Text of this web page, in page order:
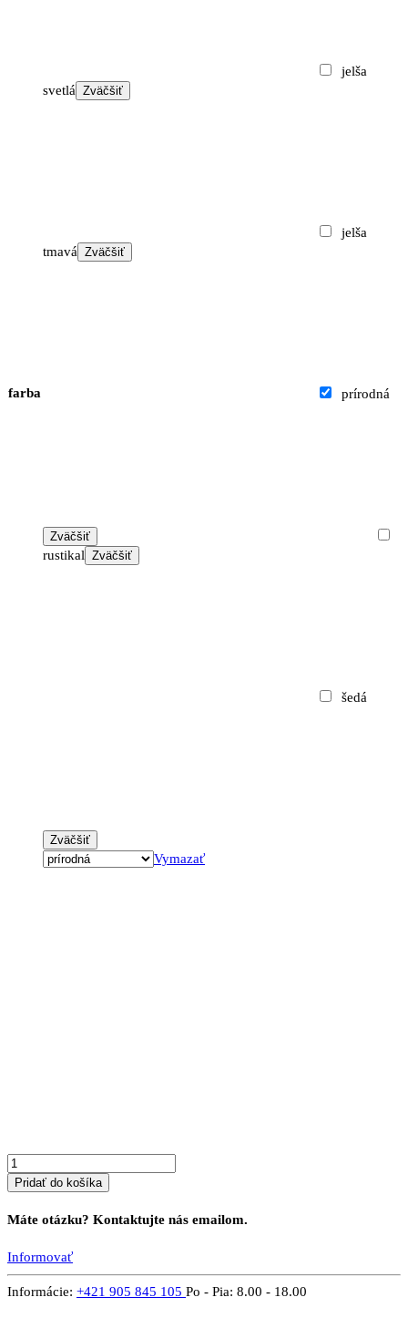
farba
jelša
svetlá Zväčšiť
jelša
tmavá Zväčšiť
prírodná
Zväčšiť
rustikal Zväčšiť
šedá
Zväčšiť
Vymazať
Pridať do košíka
Máte otázku? Kontaktujte nás emailom.
Informovať
Informácie: +421 905 845 105 Po - Pia: 8.00 - 18.00